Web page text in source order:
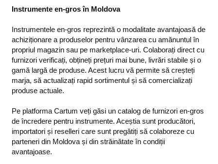
Instrumente en-gros în Moldova
Instrumentele en-gros reprezintă o modalitate avantajoasă de
achiziționare a produselor pentru vânzarea cu amănuntul în
propriul magazin sau pe marketplace-uri. Colaborați direct cu
furnizori verificați, obțineți prețuri mai bune, livrări stabile și o
gamă largă de produse. Acest lucru vă permite să creșteți
marja, să actualizați rapid sortimentul și să comercializați
produse actuale.
Pe platforma Cartum veți găsi un catalog de furnizori en-gros
de încredere pentru instrumente. Aceștia sunt producători,
importatori și reselleri care sunt pregătiți să colaboreze cu
parteneri din Moldova și din străinătate în condiții
avantajoase.